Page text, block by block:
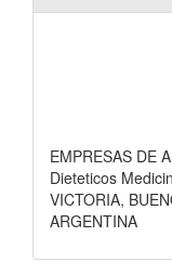
EMPRESAS DE
Dieteticos
VICTORIA,
ARGENTINA